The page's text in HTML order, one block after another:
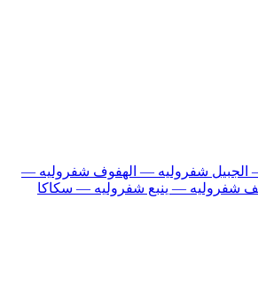
شفروليه — الهفوف شفروليه —
شفروليه — ينبع شفروليه — سكاكا